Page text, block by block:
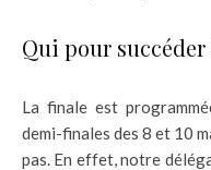
Qui pour succéder
La finale est
demi-finales des 8 et 10
pas. En effet, notre